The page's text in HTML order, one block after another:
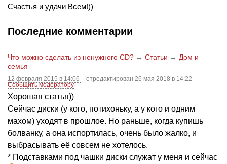
Счастья и удачи Всем!))
Последние комментарии
Что можно сделать из ненужного CD? → Статьи → Дом и
семья
12 февраля 2015 в 14:06
отредактирован 26 мая 2018 в 14:22
Сообщить модератору
Хорошая статья))
Сейчас диски (у кого, потихоньку, а у кого и одним
махом) уходят в прошлое. Но раньше, когда купишь
болванку, а она испортилась, очень было жалко, и
выбрасывать её совсем не хотелось.
* Подставками под чашки диски служат у меня и сейчас